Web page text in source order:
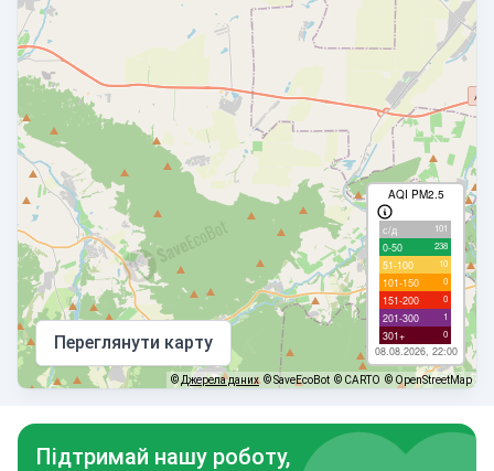
AQI PM2.5
с/д 101
0-50 238
51-100 10
101-150 0
151-200 0
201-300 1
301+ 0
08.08.2026, 22:00
Переглянути карту
© Джерела даних © SaveEcoBot © CARTO © OpenStreetMap
Підтримай нашу роботу,